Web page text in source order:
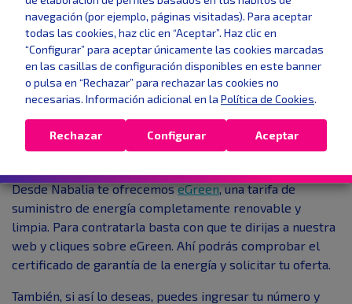
Esta opción tiene sin duda sus atractivos pero es más
costosa, por eso en Nabalia te ofrecemos un cómodo
plan de financiamiento que se verá reflejado junto con tus
facturas de luz. De esta forma, no sentirás la inversión
inicial y podrás optar por esta forma de energías
renovables
Egreen
Desde Nabalia te ofrecemoseGreen, una tarifa de
suministro de energía completamente renovable y
limpia. Para contratarla basta con que te dirijas a nuestra
web y cliques sobre eGreen. Ahí podrás comprobar el
certificado de garantía de la energía y solicitar tu oferta.
También, si así lo deseas, puedes ingresar tu número y
navegación (por ejemplo, páginas visitadas). Para aceptar
todas las cookies, haz clic en “Aceptar”. Haz clic en
“Configurar” para aceptar únicamente las cookies marcadas
en las casillas de configuración disponibles en este banner
o pulsa en “Rechazar” para rechazar las cookies no
necesarias. Información adicional en la Política de Cookies.
Rechazar Configurar Aceptar